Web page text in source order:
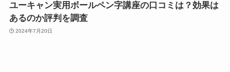
ユーキャン実用ボールペン字講座の口コミは？効果は
あるのか評判を調査
2024年7月20日